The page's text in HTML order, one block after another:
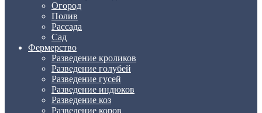
Огород
Полив
Рассада
Сад
Фермерство
Разведение кроликов
Разведение голубей
Разведение гусей
Разведение индюков
Разведение коз
Разведение коров